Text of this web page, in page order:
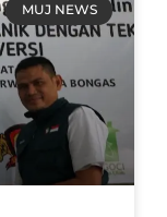
MUJ NEWS